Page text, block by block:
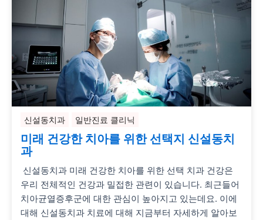
신설동치과 일반진료 클리닉
미래 건강한 치아를 위한 선택지 신설동치
과
신설동치과 미래 건강한 치아를 위한 선택 치과 건강은
우리 전체적인 건강과 밀접한 관련이 있습니다. 최근들어
치아균열증후군에 대한 관심이 높아지고 있는데요. 이에
대해 신설동치과 치료에 대해 지금부터 자세하게 알아보